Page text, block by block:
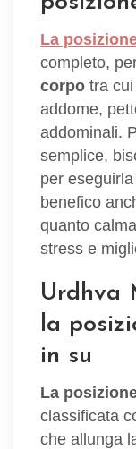
La
completo,
corpo tra
addome,
addominali.
semplice,
per
benefico
quanto
stress e
Urdhva
la
in su
La
classificata
che allunga